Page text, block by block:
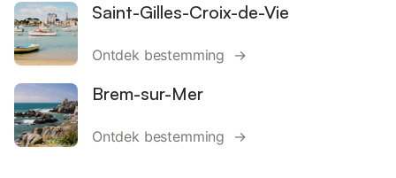
Saint-Gilles-Croix-de-Vie
Ontdek bestemming →
Brem-sur-Mer
Ontdek bestemming →